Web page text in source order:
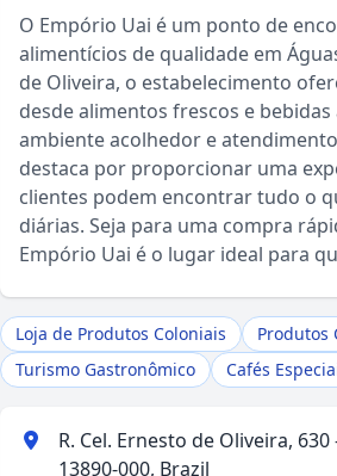
O Empório Uai é um ponto de
alimentícios de qualidade em
de Oliveira, o estabelecimento
desde alimentos frescos e
ambiente acolhedor e
destaca por proporcionar uma
clientes podem encontrar tudo o
diárias. Seja para uma compra
Empório Uai é o lugar ideal para
Loja de Produtos Coloniais Produtos
Turismo Gastronômico
Cafés
R. Cel. Ernesto de Oliveira,
13890-000, Brazil
Sou Turista